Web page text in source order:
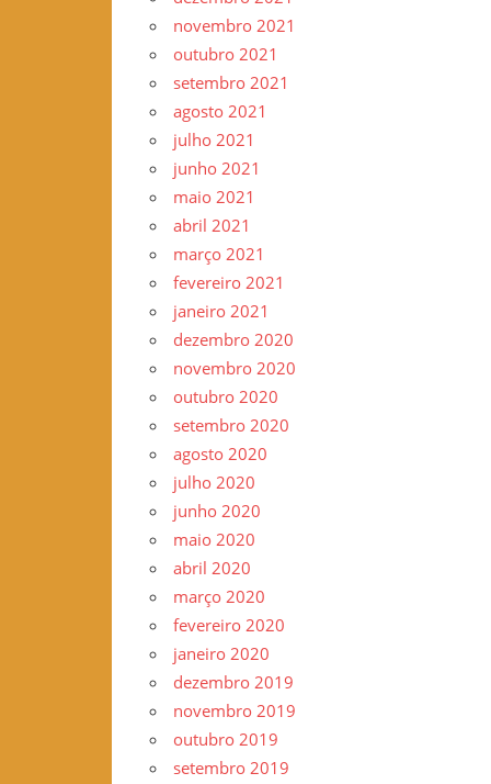
novembro 2021
outubro 2021
setembro 2021
agosto 2021
julho 2021
junho 2021
maio 2021
abril 2021
março 2021
fevereiro 2021
janeiro 2021
dezembro 2020
novembro 2020
outubro 2020
setembro 2020
agosto 2020
julho 2020
junho 2020
maio 2020
abril 2020
março 2020
fevereiro 2020
janeiro 2020
dezembro 2019
novembro 2019
outubro 2019
setembro 2019